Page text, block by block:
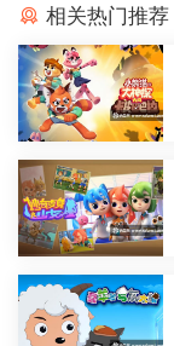
相关热门推荐